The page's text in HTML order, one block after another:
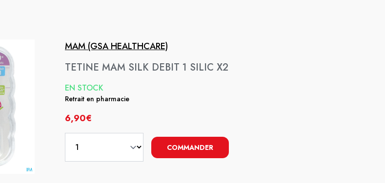
MAM (GSA HEALTHCARE)
TETINE MAM SILK DEBIT 1 SILIC X2
EN STOCK
Retrait en pharmacie
6,90€
COMMANDER